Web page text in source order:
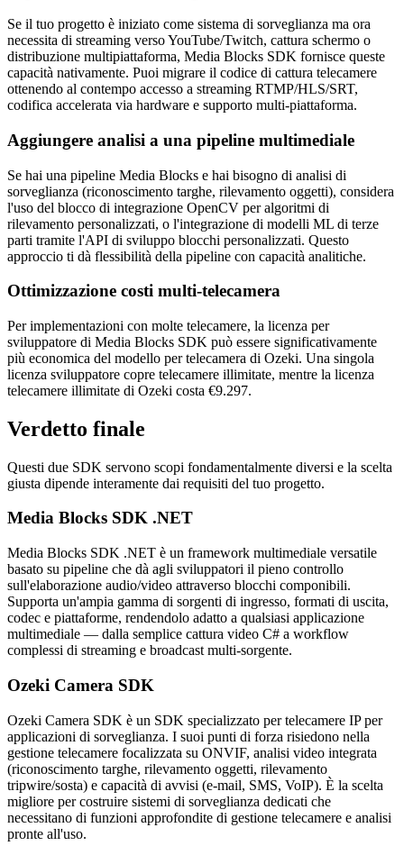
Se il tuo progetto è iniziato come sistema di sorveglianza ma ora
necessita di streaming verso YouTube/Twitch, cattura schermo o
distribuzione multipiattaforma, Media Blocks SDK fornisce queste
capacità nativamente. Puoi migrare il codice di cattura telecamere
ottenendo al contempo accesso a streaming RTMP/HLS/SRT,
codifica accelerata via hardware e supporto multi-piattaforma.
Aggiungere analisi a una pipeline multimediale
Se hai una pipeline Media Blocks e hai bisogno di analisi di
sorveglianza (riconoscimento targhe, rilevamento oggetti), considera
l'uso del blocco di integrazione OpenCV per algoritmi di
rilevamento personalizzati, o l'integrazione di modelli ML di terze
parti tramite l'API di sviluppo blocchi personalizzati. Questo
approccio ti dà flessibilità della pipeline con capacità analitiche.
Ottimizzazione costi multi-telecamera
Per implementazioni con molte telecamere, la licenza per
sviluppatore di Media Blocks SDK può essere significativamente
più economica del modello per telecamera di Ozeki. Una singola
licenza sviluppatore copre telecamere illimitate, mentre la licenza
telecamere illimitate di Ozeki costa €9.297.
Verdetto finale
Questi due SDK servono scopi fondamentalmente diversi e la scelta
giusta dipende interamente dai requisiti del tuo progetto.
Media Blocks SDK .NET
Media Blocks SDK .NET è un framework multimediale versatile
basato su pipeline che dà agli sviluppatori il pieno controllo
sull'elaborazione audio/video attraverso blocchi componibili.
Supporta un'ampia gamma di sorgenti di ingresso, formati di uscita,
codec e piattaforme, rendendolo adatto a qualsiasi applicazione
multimediale — dalla semplice cattura video C# a workflow
complessi di streaming e broadcast multi-sorgente.
Ozeki Camera SDK
Ozeki Camera SDK è un SDK specializzato per telecamere IP per
applicazioni di sorveglianza. I suoi punti di forza risiedono nella
gestione telecamere focalizzata su ONVIF, analisi video integrata
(riconoscimento targhe, rilevamento oggetti, rilevamento
tripwire/sosta) e capacità di avvisi (e-mail, SMS, VoIP). È la scelta
migliore per costruire sistemi di sorveglianza dedicati che
necessitano di funzioni approfondite di gestione telecamere e analisi
pronte all'uso.